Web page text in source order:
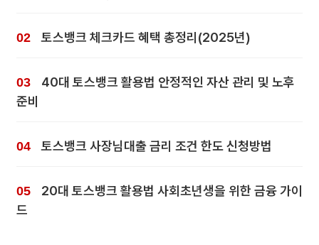
토스뱅크 체크카드 혜택 총정리(2025년)
40대 토스뱅크 활용법 안정적인 자산 관리 및 노후
준비
토스뱅크 사장님대출 금리 조건 한도 신청방법
20대 토스뱅크 활용법 사회초년생을 위한 금융 가이
드